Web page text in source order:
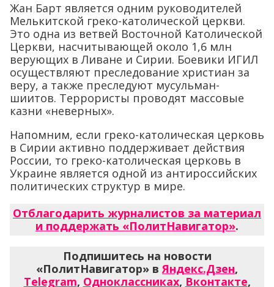
Жан Барт является одним руководителей
Мелькитской греко-католической церкви.
Это одна из ветвей Восточной Католической
Церкви, насчитывающей около 1,6 млн
верующих в Ливане и Сирии. Боевики ИГИЛ
осуществляют преследование христиан за
веру, а также преследуют мусульман-
шиитов. Террористы проводят массовые
казни «неверных».
Напомним, если греко-католическая церковь
в Сирии активно поддерживает действия
России, то греко-католическая церковь в
Украине является одной из антироссийских
политических структур в мире.
Отблагодарить журналистов за материал
и поддержать «ПолитНавигатор».
Подпишитесь на новости
«ПолитНавигатор» вЯндекс.Дзен,
Telegram, Одноклассниках, Вконтакте,